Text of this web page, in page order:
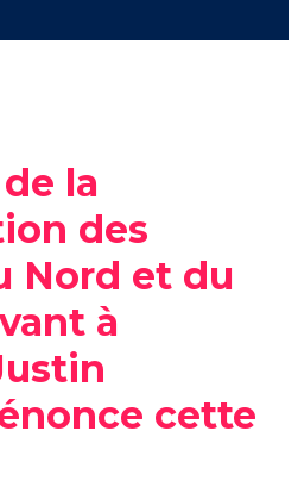
la
des
Nord et du
à
cette